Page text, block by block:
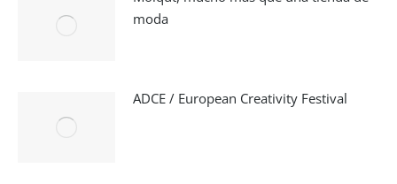
moda
ADCE / European Creativity Festival